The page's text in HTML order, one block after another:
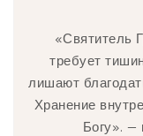
«Святитель
требует
лишают
Хранение
Богу». —